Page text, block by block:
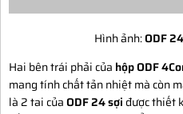
Hình ảnh:ODF
Hai bên trái phải của hộp ODF
mang tính chất tản nhiệt mà còn
là 2 tai củaODF 24 sợi được thiết